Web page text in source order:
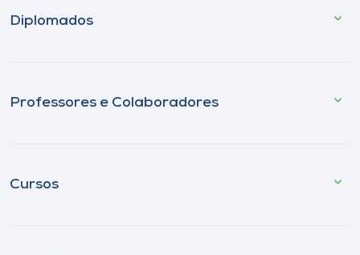
Diplomados
Professores e Colaboradores
Cursos